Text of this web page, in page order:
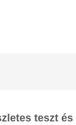
teszt